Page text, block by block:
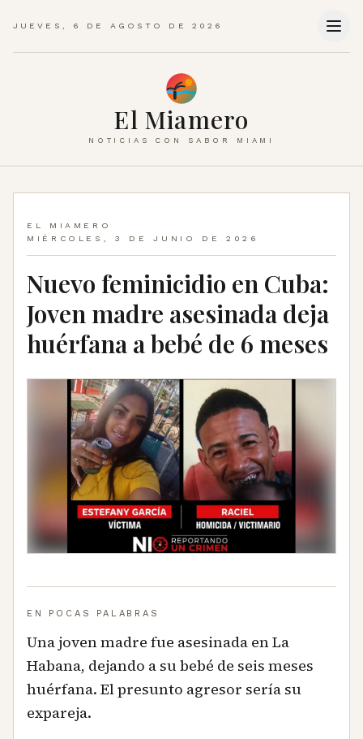
JUEVES, 6 DE AGOSTO DE 2026
El Miamero
NOTICIAS CON SABOR MIAMI
EL MIAMERO
MIÉRCOLES, 3 DE JUNIO DE 2026
Nuevo feminicidio en Cuba:
Joven madre asesinada deja
huérfana a bebé de 6 meses
EN POCAS PALABRAS
Una joven madre fue asesinada en La
Habana, dejando a su bebé de seis meses
huérfana. El presunto agresor sería su
expareja.